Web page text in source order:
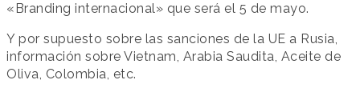
«Branding internacional» que será el 5 de mayo.
Y por supuesto sobre las sanciones de la UE a Rusia,
información sobre Vietnam, Arabia Saudita, Aceite de
Oliva, Colombia, etc.